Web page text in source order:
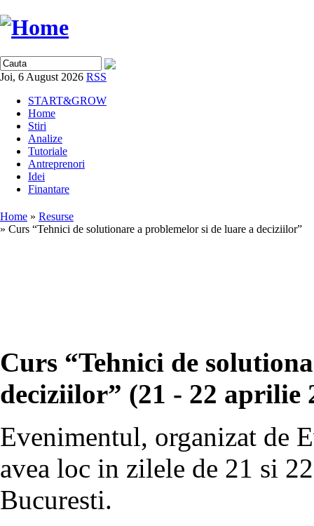
Joi, 6 August 2026 RSS
START&GROW
Home
Stiri
Analize
Tutoriale
Antreprenori
Idei
Finantare
Home » Resurse
» Curs “Tehnici de solutionare a problemelor si de luare a deciziilor”
Curs “Tehnici de
deciziilor” (21 - 22 aprilie
Evenimentul, organizat de
avea loc in zilele de 21 si
Bucuresti.